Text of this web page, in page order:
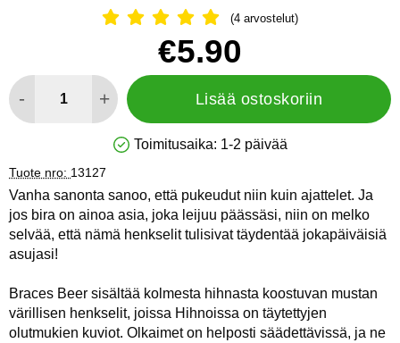
Arvostelu: 5 Tähdet, Ohita kaikki
(4 arvostelut)
hinta
€5.90
- + Lisää ostoskoriin
Saatavuus: Varastossa
Toimitusaika: 1-2 päivää
Tuote nro: 13127
Vanha sanonta sanoo, että pukeudut niin kuin ajattelet. Ja
jos bira on ainoa asia, joka leijuu päässäsi, niin on melko
selvää, että nämä henkselit tulisivat täydentää jokapäiväisiä
asujasi!
Braces Beer sisältää kolmesta hihnasta koostuvan mustan
värillisen henkselit, joissa Hihnoissa on täytettyjen
olutmukien kuviot. Olkaimet on helposti säädettävissä, ja ne